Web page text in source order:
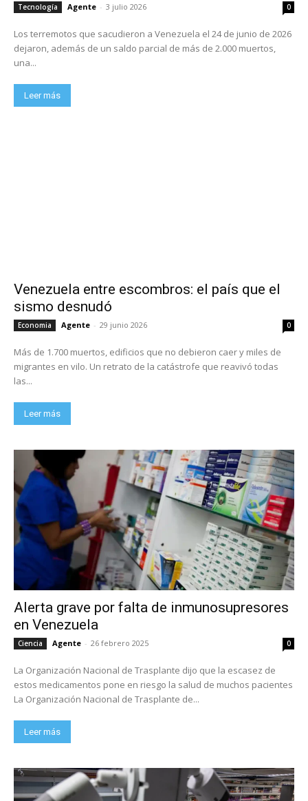
Tecnología Agente - 3 julio 2026 0
Los terremotos que sacudieron a Venezuela el 24 de junio de 2026
dejaron, además de un saldo parcial de más de 2.000 muertos,
una...
Leer más
Venezuela entre escombros: el país que el
sismo desnudó
Economia Agente - 29 junio 2026 0
Más de 1.700 muertos, edificios que no debieron caer y miles de
migrantes en vilo. Un retrato de la catástrofe que reavivó todas
las...
Leer más
Alerta grave por falta de inmunosupresores
en Venezuela
Ciencia Agente - 26 febrero 2025 0
La Organización Nacional de Trasplante dijo que la escasez de
estos medicamentos pone en riesgo la salud de muchos pacientes
La Organización Nacional de Trasplante de...
Leer más